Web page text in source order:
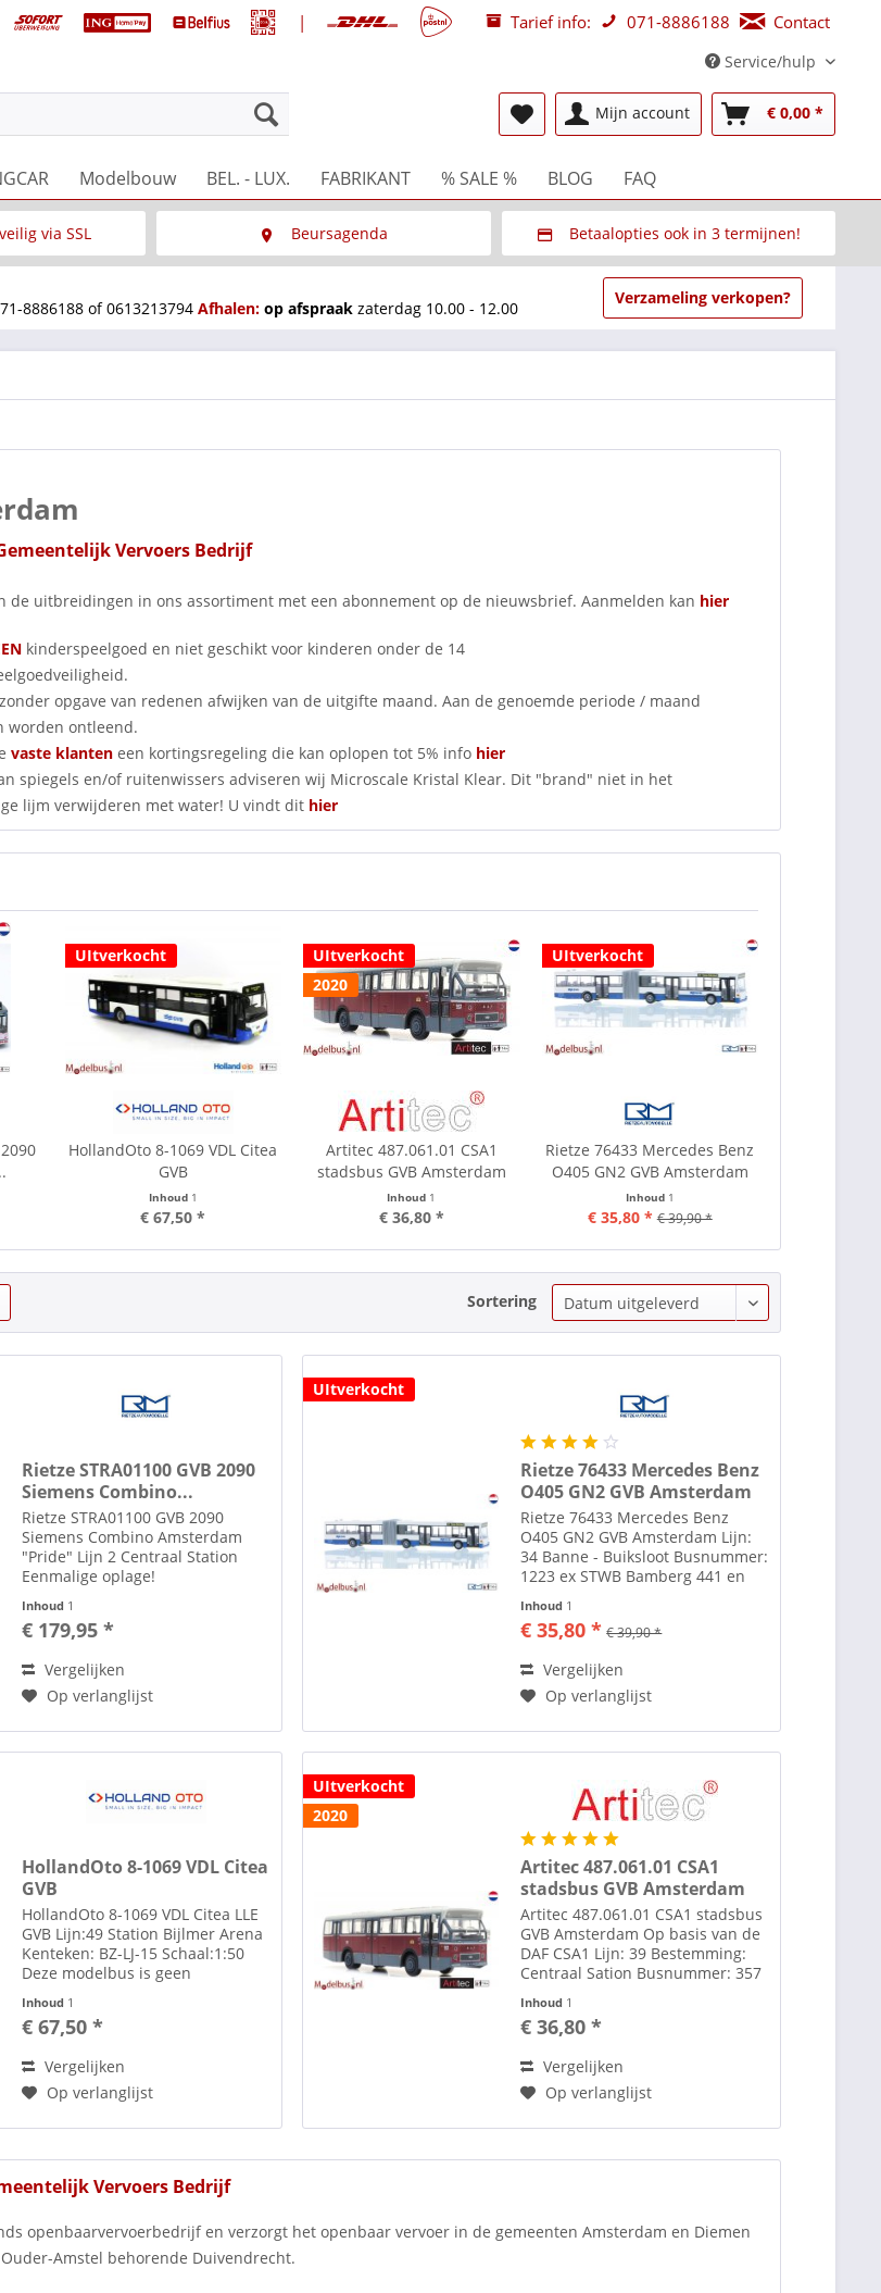
| Tarief info: 071-8886188 Contact
Service/hulp
Mijn account € 0,00 *
Modelbouw BEL. - LUX. FABRIKANT % SALE % BLOG FAQ
via SSL Beursagenda Betaalopties ook in 3 termijnen!
Via Multisafepay (veilig via SSL)
8886188 of 0613213794 Afhalen: op afspraak zaterdag 10.00 - 12.00
Verzameling verkopen?
Vervoers Bedrijf
de uitbreidingen in ons assortiment met een abonnement op de nieuwsbrief. Aanmelden kan hier
kinderspeelgoed en niet geschikt voor kinderen onder de 14
opgave van redenen afwijken van de uitgifte maand. Aan de genoemde periode / maand
worden ontleend.
vaste klanten een kortingsregeling die kan oplopen tot 5% info hier
spiegels en/of ruitenwissers adviseren wij Microscale Kristal Klear. Dit "brand" niet in het
lijm verwijderen met water! U vindt dit hier
UItverkocht
HollandOto 8-1069 VDL Citea
GVB
Inhoud 1
€ 67,50 *
UItverkocht
2020
Artitec 487.061.01 CSA1
stadsbus GVB Amsterdam
Inhoud 1
€ 36,80 *
UItverkocht
Rietze 76433 Mercedes Benz
O405 GN2 GVB Amsterdam
Inhoud 1
€ 35,80 * € 39,90 *
Sortering
Rietze STRA01100 GVB 2090
Siemens Combino...
Rietze STRA01100 GVB 2090
Siemens Combino Amsterdam
"Pride" Lijn 2 Centraal Station
Eenmalige oplage!
miniatuur van de tram die
speciaal is ontworpen voor de
dan snel! Wij...
Inhoud 1
€ 179,95 *
Vergelijken
Op verlanglijst
UItverkocht
Rietze 76433 Mercedes Benz
O405 GN2 GVB Amsterdam
Rietze 76433 Mercedes Benz
O405 GN2 GVB Amsterdam Lijn:
34 Banne - Buiksloot Busnummer:
1223 ex STWB Bamberg 441 en
niet kent en vragen heeft of de
bestemming klopt: Banne
Inhoud 1
€ 35,80 * € 39,90 *
Vergelijken
Op verlanglijst
HollandOto 8-1069 VDL Citea
GVB
HollandOto 8-1069 VDL Citea LLE
GVB Lijn:49 Station Bijlmer Arena
Kenteken: BZ-LJ-15 Schaal:1:50
Deze modelbus is geen
voor kinderen onder de 14 jaar.
2009/48/EC Speelgoedveiligheid.
Inhoud 1
€ 67,50 *
Vergelijken
Op verlanglijst
UItverkocht
2020
Artitec 487.061.01 CSA1
stadsbus GVB Amsterdam
Artitec 487.061.01 CSA1 stadsbus
GVB Amsterdam Op basis van de
DAF CSA1 Lijn: 39 Bestemming:
Centraal Sation Busnummer: 357
bijpassende passagiers,
bushokjes en andere toebehoren
Inhoud 1
€ 36,80 *
Vergelijken
Op verlanglijst
Vervoers Bedrijf
openbaarvervoerbedrijf en verzorgt het openbaar vervoer in de gemeenten Amsterdam en Diemen
Amstel behorende Duivendrecht.